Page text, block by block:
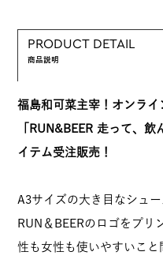
PRODUCT DETAIL
商品説明
福島和可菜主宰！オンライ
「RUN&BEER 走って、
イテム受注販売！
A3サイズの大き目なシュー
RUN＆BEERのロゴをプリ
性も女性も使いやすいこ